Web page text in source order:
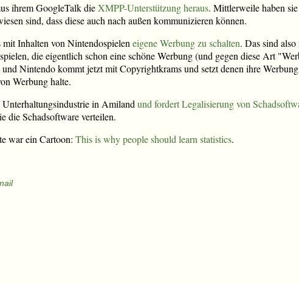
ihrem GoogleTalk dieXMPP-Unterstützung heraus. Mittlerweile haben
sind, dass diese auch nach außen kommunizieren können.
Inhalten von Nintendospielen eigene Werbung zu schalten. Das sind also
die eigentlich schon eine schöne Werbung (und gegen diese Art
Nintendo kommt jetzt mit Copyrightkrams und setzt denen ihre
Werbung halte.
in Amiland und fordert Legalisierung von
die Schadsoftware verteilen.
war ein Cartoon: This is why people should learn statistics.